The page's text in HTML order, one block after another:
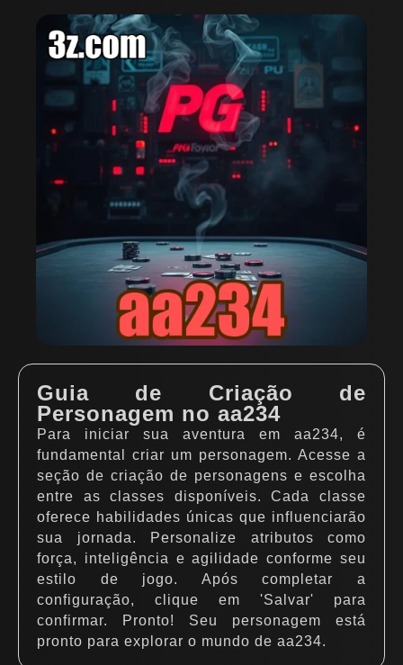
Guia de Criação de
Personagem no aa234
Para iniciar sua aventura em aa234, é
fundamental criar um personagem. Acesse a
seção de criação de personagens e escolha
entre as classes disponíveis. Cada classe
oferece habilidades únicas que influenciarão
sua jornada. Personalize atributos como
força, inteligência e agilidade conforme seu
estilo de jogo. Após completar a
configuração, clique em 'Salvar' para
confirmar. Pronto! Seu personagem está
pronto para explorar o mundo de aa234.